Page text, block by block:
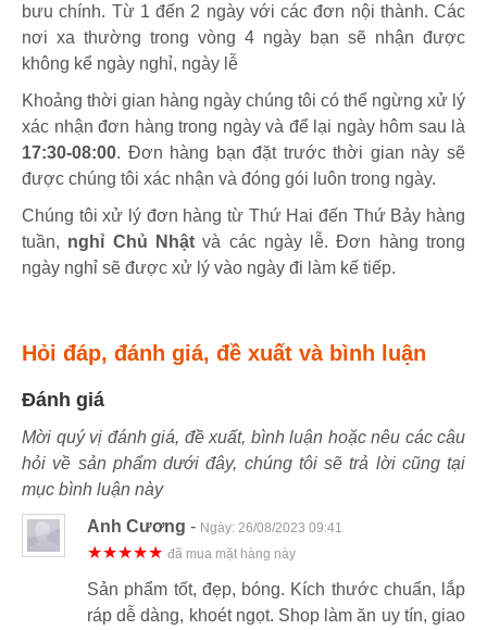
bưu chính. Từ 1 đến 2 ngày với các đơn nội thành. Các
nơi xa thường trong vòng 4 ngày bạn sẽ nhận được
không kể ngày nghỉ, ngày lễ
Khoảng thời gian hàng ngày chúng tôi có thể ngừng xử lý
xác nhận đơn hàng trong ngày và để lại ngày hôm sau là
17:30-08:00. Đơn hàng bạn đặt trước thời gian này sẽ
được chúng tôi xác nhận và đóng gói luôn trong ngày.
Chúng tôi xử lý đơn hàng từ Thứ Hai đến Thứ Bảy hàng
tuần, nghỉ Chủ Nhậtvà các ngày lễ. Đơn hàng trong
ngày nghỉ sẽ được xử lý vào ngày đi làm kế tiếp.
Hỏi đáp, đánh giá, đề xuất và bình luận
Đánh giá
Mời quý vị đánh giá, đề xuất, bình luận hoặc nêu các câu
hỏi về sản phẩm dưới đây, chúng tôi sẽ trả lời cũng tại
mục bình luận này
Anh Cương - Ngày: 26/08/2023 09:41
★★★★★ đã mua mặt hàng này
Sản phẩm tốt, đẹp, bóng. Kích thước chuẩn, lắp
ráp dễ dàng, khoét ngọt. Shop làm ăn uy tín, giao